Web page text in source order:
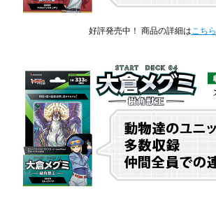
好評発売中！ 商品の詳細はこちら